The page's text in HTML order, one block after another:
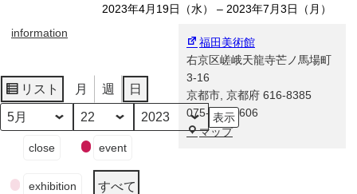
年
入
神
の
技・
の
2023年4月19日（水）
– 2023年7月3日（月）
福田美術館
右京区嵯峨天龍寺芒ノ馬場町
3-16
京都市 京都府 616-8385
075-863-0606
マップ福
information
リスト
表
示
月 週 日
月
日
年
close event
exhibition すべて